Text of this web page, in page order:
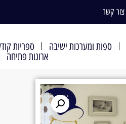
צור קשר
ספות ומערכות ישיבה ספריות
ארונות פתיחה